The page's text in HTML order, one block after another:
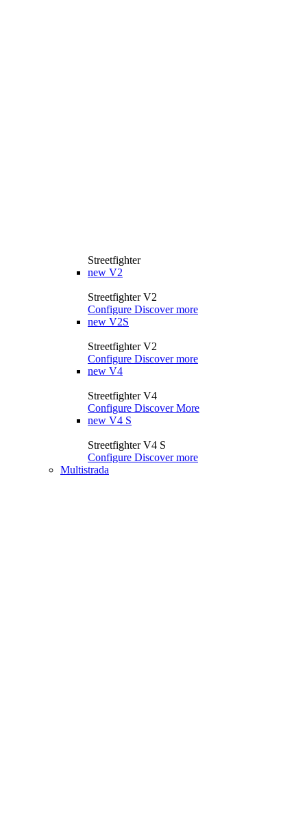
Streetfighter
new V2
Streetfighter V2
Configure Discover more
new V2S
Streetfighter V2
Configure Discover more
new V4
Streetfighter V4
Configure Discover More
new V4 S
Streetfighter V4 S
Configure Discover more
Multistrada